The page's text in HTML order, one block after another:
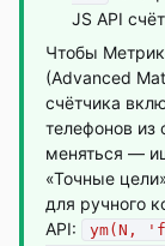
JS API
Чтобы
(Advanced
счётчика
телефонов из
меняться —
«Точные
для ручного
API:
ym(N,